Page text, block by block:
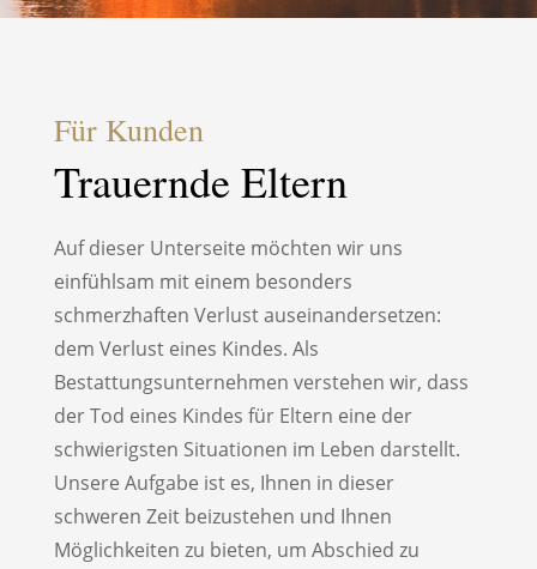
Für Kunden
Trauernde Eltern
Auf dieser Unterseite möchten wir uns
einfühlsam mit einem besonders
schmerzhaften Verlust auseinandersetzen:
dem Verlust eines Kindes. Als
Bestattungsunternehmen verstehen wir, dass
der Tod eines Kindes für Eltern eine der
schwierigsten Situationen im Leben darstellt.
Unsere Aufgabe ist es, Ihnen in dieser
schweren Zeit beizustehen und Ihnen
Möglichkeiten zu bieten, um Abschied zu